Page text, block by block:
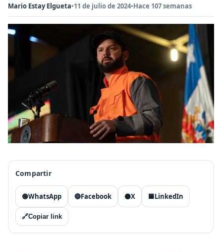
Mario Estay Elgueta•11 de julio de 2024•Hace 107 semanas
Compartir
🟢WhatsApp 🔵Facebook ⚫X 🟦LinkedIn
🔗Copiar link